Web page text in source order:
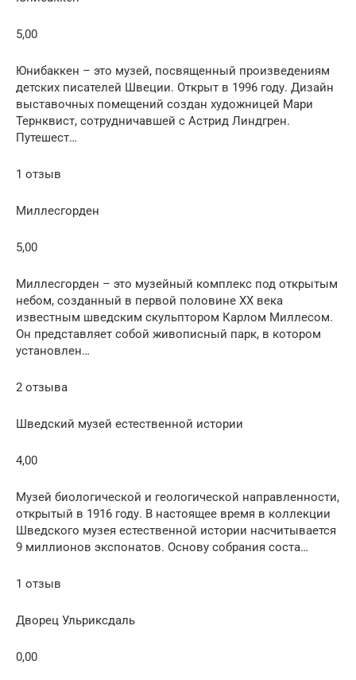
5,00
Юнибаккен – это музей, посвященный произведениям
детских писателей Швеции. Открыт в 1996 году. Дизайн
выставочных помещений создан художницей Мари
Тернквист, сотрудничавшей с Астрид Линдгрен.
Путешест…
1 отзыв
Миллесгорден
5,00
Миллесгорден – это музейный комплекс под открытым
небом, созданный в первой половине ХХ века
известным шведским скульптором Карлом Миллесом.
Он представляет собой живописный парк, в котором
установлен…
2 отзыва
Шведский музей естественной истории
4,00
Музей биологической и геологической направленности,
открытый в 1916 году. В настоящее время в коллекции
Шведского музея естественной истории насчитывается
9 миллионов экспонатов. Основу собрания соста…
1 отзыв
Дворец Ульриксдаль
0,00